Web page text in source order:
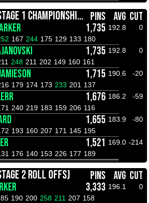
U21 OPEN (MALE) (STAGE 1 CHAMPIONSHIPS) PINS AVG CUT
1,735 192.8 0
167 244 175 129 133 180
1,735 192.8 0
248 211 202 149 160 161
1,715 190.6 -20
179 174 173 233 201 137
1,676 186.2 -59
240 219 183 159 206 116
1,655 183.9 -80
193 160 207 171 145 195
1,521 169.0 -214
176 140 153 226 177 189
2 ROLL OFFS) PINS AVG CUT
3,333 196.1 0
190 200 258 211 207 158